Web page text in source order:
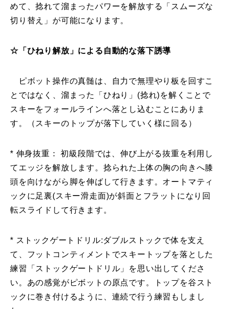
めて、捻れて溜まったパワーを解放する「スムーズな
切り替え」が可能になります。
☆「ひねり解放」による自動的な落下誘導
ピボット操作の真髄は、自力で無理やり板を回すこ
とではなく、溜まった「ひねり」(捻れ)を解くことで
スキーをフォールラインへ落とし込むことにありま
す。（スキーのトップが落下していく様に回る）
* 伸身抜重： 初級段階では、伸び上がる抜重を利用し
てエッジを解放します。捻られた上体の胸の向きへ膝
頭を向けながら脚を伸ばして行きます。オートマティ
ックに足裏(スキー滑走面)が斜面とフラットになり回
転スライドして行きます。
* ストックゲートドリル:ダブルストックで体を支え
て、フットコンティメントでスキートップを落とした
練習「ストックゲートドリル」を思い出してくださ
い。あの感覚がピボットの原点です。トップを谷スト
ックに巻き付けるように、連続で行う練習もしまし